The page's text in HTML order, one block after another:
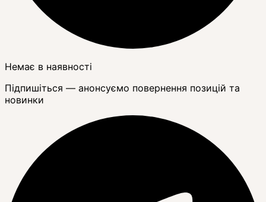
Немає в наявності
Підпишіться — анонсуємо повернення позицій та
новинки